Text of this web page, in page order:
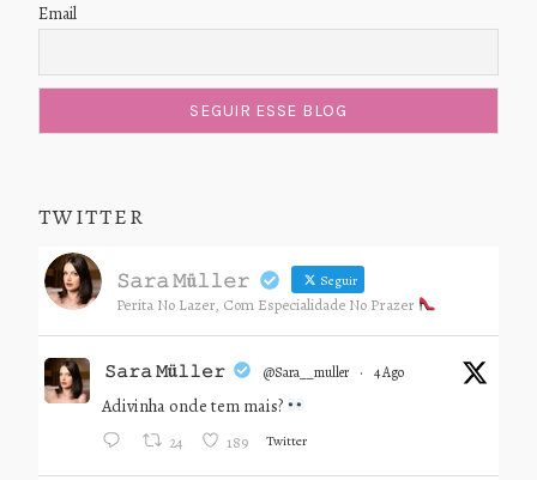
Email
TWITTER
𝚂𝚊𝚛𝚊 𝙼ü𝚕𝚕𝚎𝚛 Seguir
Perita No Lazer, Com Especialidade No Prazer
𝚂𝚊𝚛𝚊 𝙼ü𝚕𝚕𝚎𝚛 @sara__muller · 4 Ago
Adivinha onde tem mais?
24 189 Twitter